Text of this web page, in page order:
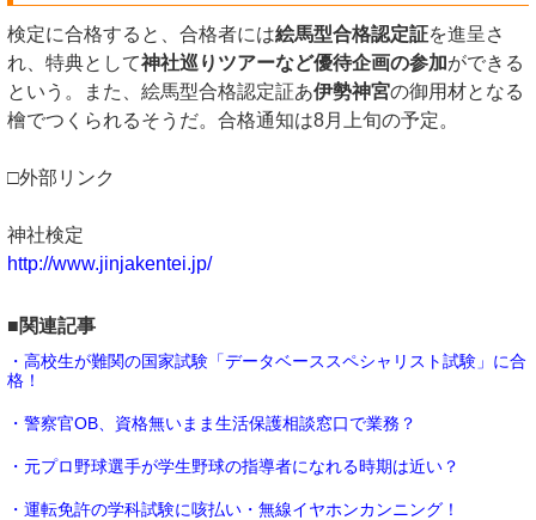
検定に合格すると、合格者には絵馬型合格認定証を進呈さ
れ、特典として神社巡りツアーなど優待企画の参加ができる
という。また、絵馬型合格認定証あ伊勢神宮の御用材となる
檜でつくられるそうだ。合格通知は8月上旬の予定。
□外部リンク
神社検定
http://www.jinjakentei.jp/
■関連記事
・高校生が難関の国家試験「データベーススペシャリスト試験」に合
格！
・警察官OB、資格無いまま生活保護相談窓口で業務？
・元プロ野球選手が学生野球の指導者になれる時期は近い？
・運転免許の学科試験に咳払い・無線イヤホンカンニング！